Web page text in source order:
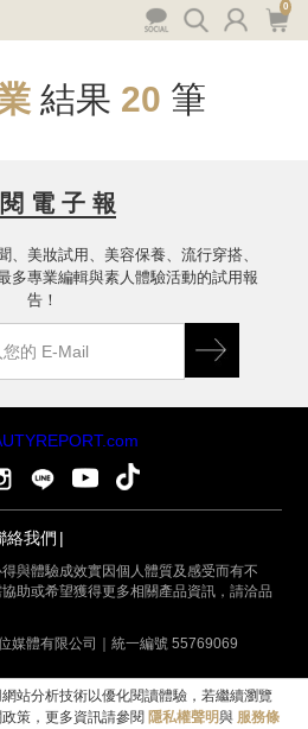
0
結果 20 筆
電 子 報
、美妝試用、美容保養、流行穿搭、
多專業編輯與素人體驗活動的試用報
告！
絡我們
與體驗成效實因個人體質及感受而有不
助或希望獲得更多相關產品資訊，請洽品
媒體有限公司｜統一編號 55769069
站分析技術以優化閱讀體驗，若繼續瀏覽
策，更多資訊請參閱 隱私權聲明與 服務條